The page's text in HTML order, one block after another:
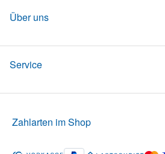
Über uns
Service
Zahlarten im Shop